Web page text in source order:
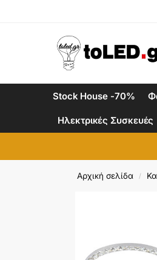
Stock House -70%
Ηλεκτρικές Συσκευές
Αρχική σελίδα /